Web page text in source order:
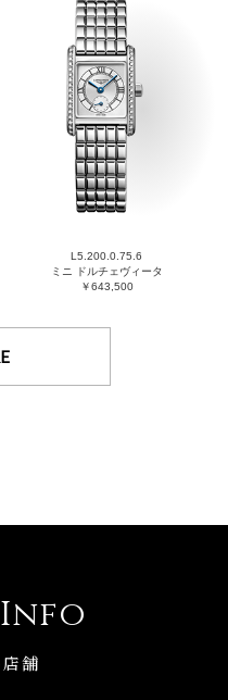
L5.200.0.75.6
ミニ ドルチェヴィータ
￥643,500
舗